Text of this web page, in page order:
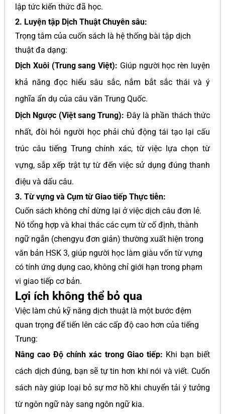
lập tức kiến thức đã học.
2. Luyện tập Dịch Thuật Chuyên sâu:
Trọng tâm của cuốn sách là hệ thống bài tập dịch
thuật đa dạng:
Dịch Xuôi (Trung sang Việt): Giúp người học rèn luyện
khả năng đọc hiểu sâu sắc, nắm bắt sắc thái và ý
nghĩa ẩn dụ của câu văn Trung Quốc.
Dịch Ngược (Việt sang Trung): Đây là phần thách thức
nhất, đòi hỏi người học phải chủ động tái tạo lại cấu
trúc câu tiếng Trung chính xác, từ việc lựa chọn từ
vựng, sắp xếp trật tự từ đến việc sử dụng đúng thanh
điệu và dấu câu.
3. Từ vựng và Cụm từ Giao tiếp Thực tiễn:
Cuốn sách không chỉ dừng lại ở việc dịch câu đơn lẻ.
Nó tổng hợp và khai thác các cụm từ cố định, thành
ngữ ngắn (chengyu đơn giản) thường xuất hiện trong
văn bản HSK 3, giúp người học làm giàu vốn từ vựng
có tính ứng dụng cao, không chỉ giới hạn trong phạm
vi giao tiếp cơ bản.
Lợi ích không thể bỏ qua
Việc làm chủ kỹ năng dịch thuật là một bước đệm
quan trọng để tiến lên các cấp độ cao hơn của tiếng
Trung:
Nâng cao Độ chính xác trong Giao tiếp: Khi bạn biết
cách dịch đúng, bạn sẽ tự tin hơn khi nói và viết. Cuốn
sách này giúp loại bỏ sự mơ hồ khi chuyển tải ý tưởng
từ ngôn ngữ này sang ngôn ngữ kia.